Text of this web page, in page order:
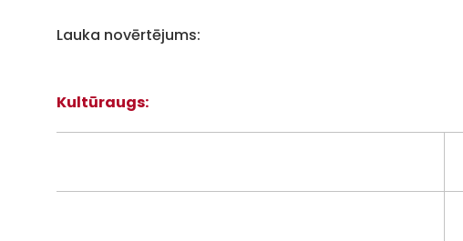
Lauka novērtējums:
Kultūraugs: